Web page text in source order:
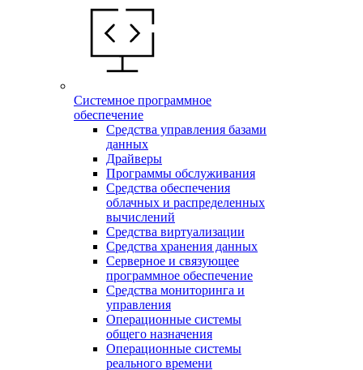
Системное программное
обеспечение
Средства управления базами
данных
Драйверы
Программы обслуживания
Средства обеспечения
облачных и распределенных
вычислений
Средства виртуализации
Средства хранения данных
Серверное и связующее
программное обеспечение
Средства мониторинга и
управления
Операционные системы
общего назначения
Операционные системы
реального времени